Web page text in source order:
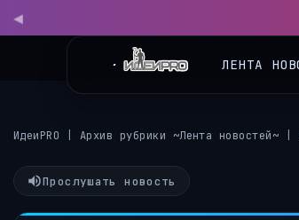
ИдеиPRO Архив рубрики ~Лента новостей~
Прослушать новость